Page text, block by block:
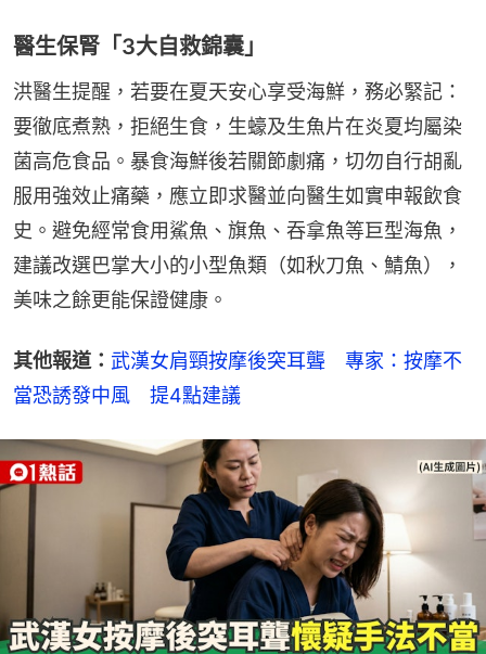
醫生保腎「3大自救錦囊」
洪醫生提醒，若要在夏天安心享受海鮮，務必緊記：
要徹底煮熟，拒絕生食，生蠔及生魚片在炎夏均屬染
菌高危食品。暴食海鮮後若關節劇痛，切勿自行胡亂
服用強效止痛藥，應立即求醫並向醫生如實申報飲食
史。避免經常食用鯊魚、旗魚、吞拿魚等巨型海魚，
建議改選巴掌大小的小型魚類（如秋刀魚、鯖魚），
美味之餘更能保證健康。
其他報道： 武漢女肩頸按摩後突耳聾　專家：按摩不
當恐誘發中風　提4點建議